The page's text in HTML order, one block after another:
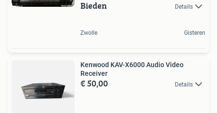
Bieden Details
Zwolle Gisteren
Kenwood KAV-X6000 Audio Video
Receiver
€ 50,00 Details